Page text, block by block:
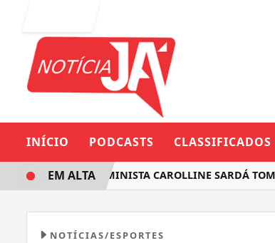
INÍCIO PODCASTS CLASSIFICADOS
DEPUTADA FEMINISTA CAROLLINE SARDÁ TOMA
EM ALTA
NOTÍCIAS/ESPORTES